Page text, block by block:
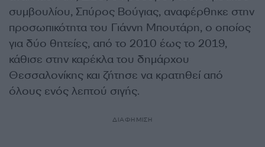
συμβουλίου, Σπύρος Βούγιας, αναφέρθηκε στην
προσωπικότητα του Γιάννη Μπουτάρη, ο οποίος
για δύο θητείες, από το 2010 έως το 2019,
κάθισε στην καρέκλα του δημάρχου
Θεσσαλονίκης και ζήτησε να κρατηθεί από
όλους ενός λεπτού σιγής.
ΔΙΑΦΗΜΙΣΗ